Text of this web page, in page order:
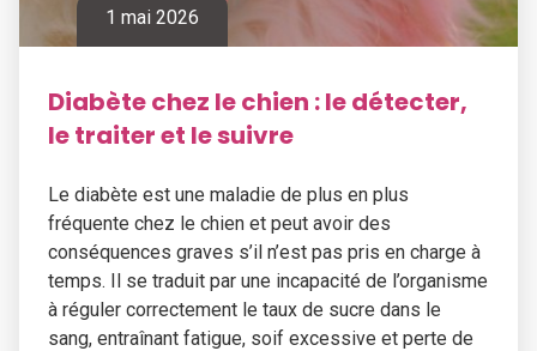
1 mai 2026
Diabète chez le chien : le détecter,
le traiter et le suivre
Le diabète est une maladie de plus en plus
fréquente chez le chien et peut avoir des
conséquences graves s’il n’est pas pris en charge à
temps. Il se traduit par une incapacité de l’organisme
à réguler correctement le taux de sucre dans le
sang, entraînant fatigue, soif excessive et perte de